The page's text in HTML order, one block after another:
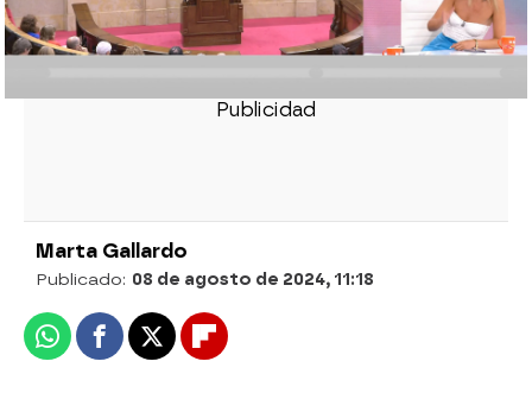
Así han sido los siete años de exilio de
Carles Puigdemont: "No volveré ni
esposado, ni rendido"
Marta Gallardo
Publicado: 08 de agosto de 2024, 11:18
WhatsappFacebook
X Flipboard